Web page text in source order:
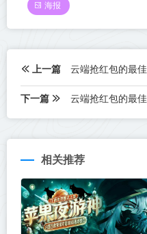
海报
上一篇 云端抢红包的最
下一篇 云端抢红包的最
相关推荐